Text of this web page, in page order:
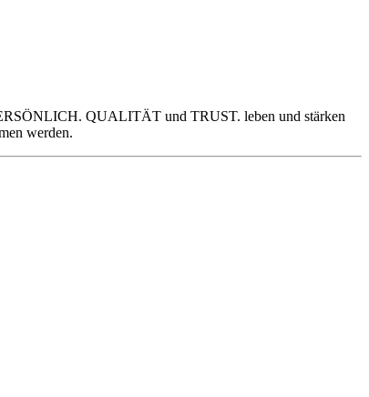
QUALITÄT und TRUST. leben und stärken
werden.